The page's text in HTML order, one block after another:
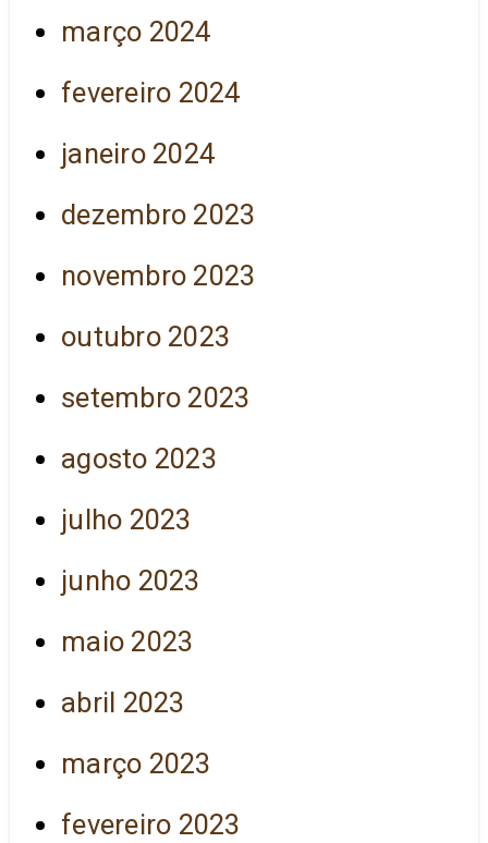
março 2024
fevereiro 2024
janeiro 2024
dezembro 2023
novembro 2023
outubro 2023
setembro 2023
agosto 2023
julho 2023
junho 2023
maio 2023
abril 2023
março 2023
fevereiro 2023